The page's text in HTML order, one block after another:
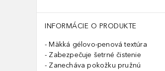
INFORMÁCIE O PRODUKTE
Mäkká gélovo-penová textúra
Zabezpečuje šetrné čistenie
Zanecháva pokožku pružnú